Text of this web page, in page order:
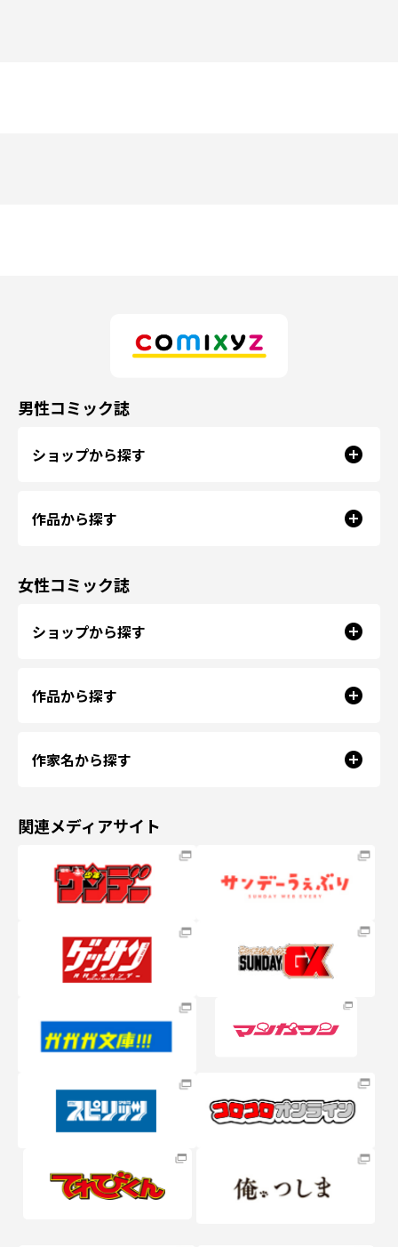
男性コミック誌
ショップから探す
作品から探す
女性コミック誌
ショップから探す
作品から探す
作家名から探す
関連メディアサイト